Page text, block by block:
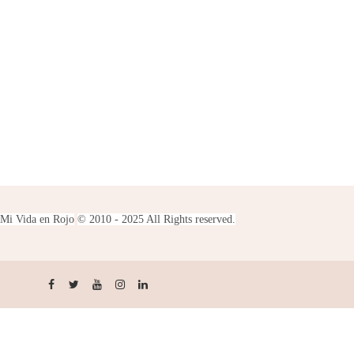
Mi Vida en Rojo © 2010 - 2025 All Rights reserved.